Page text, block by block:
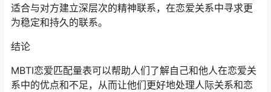
适合与对方建立深层次的精神联系，在恋爱关系中寻求更
为稳定和持久的联系。
结论
MBTI恋爱匹配量表可以帮助人们了解自己和他人在恋爱关
系中的优点和不足，从而让他们更好地处理人际关系和恋